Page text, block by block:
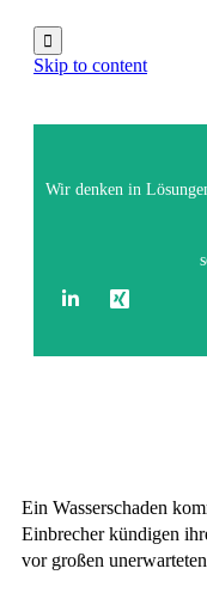

Skip to content
Wir denken in
Ein Wasserschaden
Einbrecher kündigen
vor großen